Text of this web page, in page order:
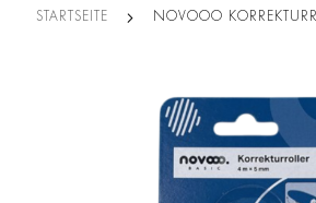
STARTSEITE NOVOOO